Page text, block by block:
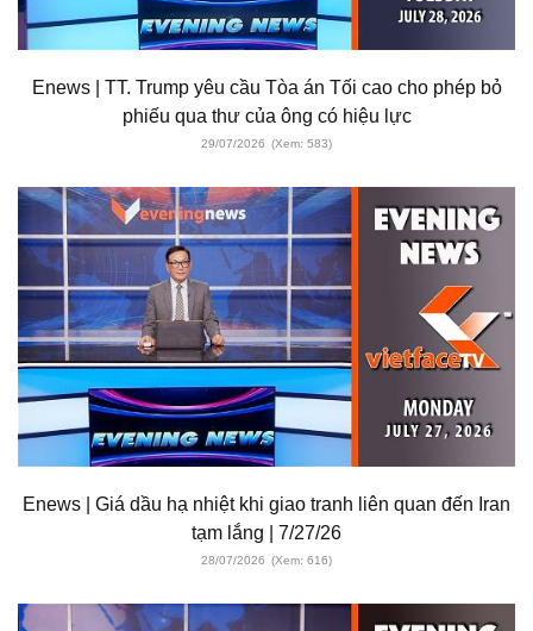
Enews | TT. Trump yêu cầu Tòa án Tối cao cho phép bỏ
phiếu qua thư của ông có hiệu lực
29/07/2026 (Xem: 583)
Enews | Giá dầu hạ nhiệt khi giao tranh liên quan đến Iran
tạm lắng | 7/27/26
28/07/2026 (Xem: 616)